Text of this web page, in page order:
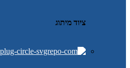
ציוד מיתוג